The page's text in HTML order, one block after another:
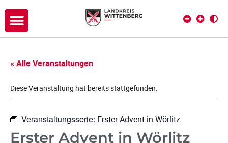
« Alle Veranstaltungen
Diese Veranstaltung hat bereits stattgefunden.
Veranstaltungsserie: Erster Advent in Wörlitz
Erster Advent in Wörlitz